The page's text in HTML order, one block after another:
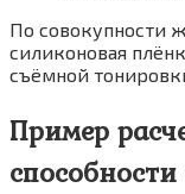
По совокупности
силиконовая
съёмной
Пример
способности